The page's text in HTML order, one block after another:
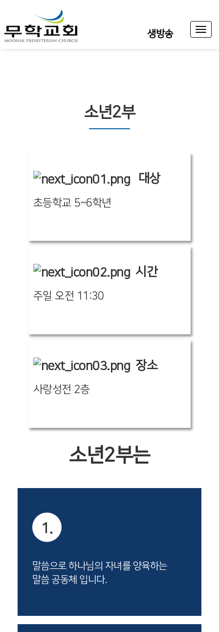
생방송
Toggle
소년2부
대상
초등학교 5~6학년
시간
주일 오전 11:30
장소
사랑성전 2층
소년2부는
1.
말씀으로 하나님의 자녀를 양육하는
말씀 공동체 입니다.